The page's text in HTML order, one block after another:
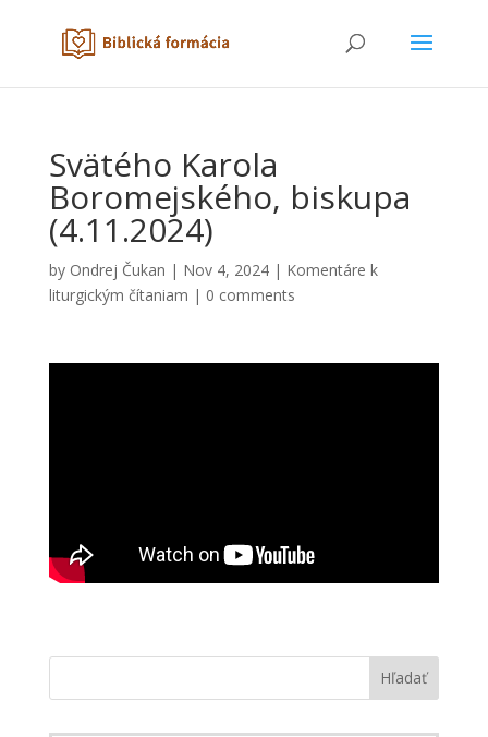
Svätého Karola
Boromejského, biskupa
(4.11.2024)
by Ondrej Čukan | Nov 4, 2024| Komentáre k
liturgickým čítaniam | 0 comments
Hľadať